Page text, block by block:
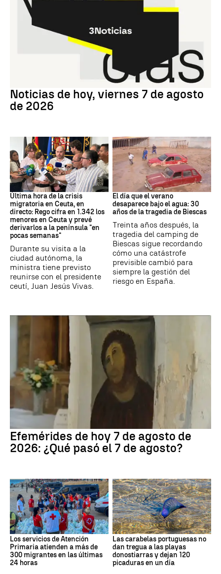
Noticias de hoy, viernes 7 de agosto
de 2026
Crisis migratoria
Última hora de la crisis
migratoria en Ceuta, en
directo: Rego cifra en 1.342 los
menores en Ceuta y prevé
derivarlos a la península "en
pocas semanas"
Durante su visita a la
ciudad autónoma, la
ministra tiene previsto
reunirse con el presidente
ceutí, Juan Jesús Vivas.
Riada
El día que el verano
desaparece bajo el agua: 30
años de la tragedia de Biescas
Treinta años después, la
tragedia del camping de
Biescas sigue recordando
cómo una catástrofe
previsible cambió para
siempre la gestión del
riesgo en España.
Efemérides de hoy 7 de agosto de
2026: ¿Qué pasó el 7 de agosto?
Los servicios de Atención
Primaria atienden a más de
300 migrantes en las últimas
24 horas
Las carabelas portuguesas no
dan tregua a las playas
donostiarras y dejan 120
picaduras en un día